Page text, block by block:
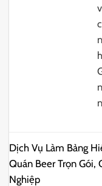
Dịch Vụ Làm Bảng
Quán Beer Trọn Gói,
Nghiệp